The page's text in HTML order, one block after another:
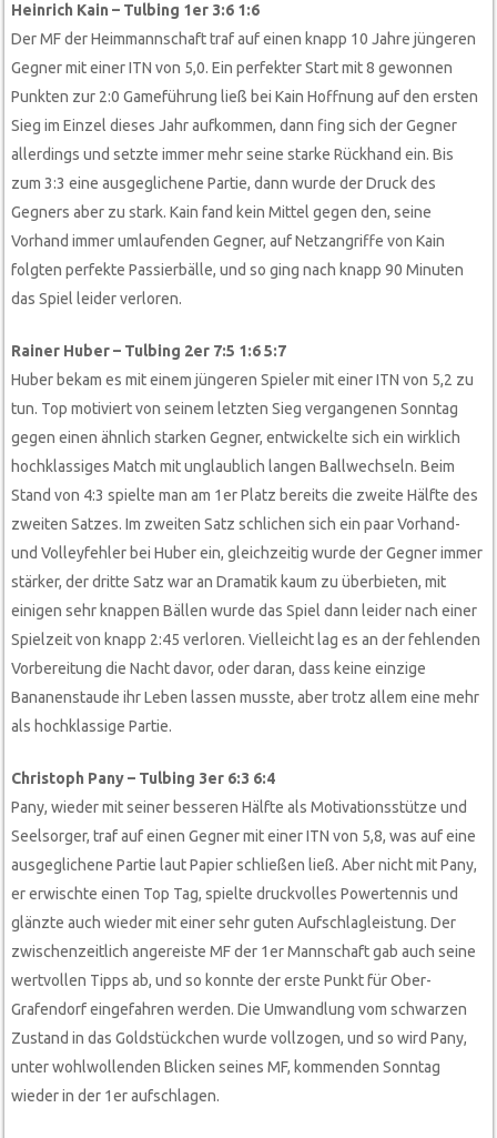
Heinrich Kain – Tulbing 1er 3:6 1:6
Der MF der Heimmannschaft traf auf einen knapp 10 Jahre jüngeren
Gegner mit einer ITN von 5,0. Ein perfekter Start mit 8 gewonnen
Punkten zur 2:0 Gameführung ließ bei Kain Hoffnung auf den ersten
Sieg im Einzel dieses Jahr aufkommen, dann fing sich der Gegner
allerdings und setzte immer mehr seine starke Rückhand ein. Bis
zum 3:3 eine ausgeglichene Partie, dann wurde der Druck des
Gegners aber zu stark. Kain fand kein Mittel gegen den, seine
Vorhand immer umlaufenden Gegner, auf Netzangriffe von Kain
folgten perfekte Passierbälle, und so ging nach knapp 90 Minuten
das Spiel leider verloren.
Rainer Huber – Tulbing 2er 7:5 1:6 5:7
Huber bekam es mit einem jüngeren Spieler mit einer ITN von 5,2 zu
tun. Top motiviert von seinem letzten Sieg vergangenen Sonntag
gegen einen ähnlich starken Gegner, entwickelte sich ein wirklich
hochklassiges Match mit unglaublich langen Ballwechseln. Beim
Stand von 4:3 spielte man am 1er Platz bereits die zweite Hälfte des
zweiten Satzes. Im zweiten Satz schlichen sich ein paar Vorhand-
und Volleyfehler bei Huber ein, gleichzeitig wurde der Gegner immer
stärker, der dritte Satz war an Dramatik kaum zu überbieten, mit
einigen sehr knappen Bällen wurde das Spiel dann leider nach einer
Spielzeit von knapp 2:45 verloren. Vielleicht lag es an der fehlenden
Vorbereitung die Nacht davor, oder daran, dass keine einzige
Bananenstaude ihr Leben lassen musste, aber trotz allem eine mehr
als hochklassige Partie.
Christoph Pany – Tulbing 3er 6:3 6:4
Pany, wieder mit seiner besseren Hälfte als Motivationsstütze und
Seelsorger, traf auf einen Gegner mit einer ITN von 5,8, was auf eine
ausgeglichene Partie laut Papier schließen ließ. Aber nicht mit Pany,
er erwischte einen Top Tag, spielte druckvolles Powertennis und
glänzte auch wieder mit einer sehr guten Aufschlagleistung. Der
zwischenzeitlich angereiste MF der 1er Mannschaft gab auch seine
wertvollen Tipps ab, und so konnte der erste Punkt für Ober-
Grafendorf eingefahren werden. Die Umwandlung vom schwarzen
Zustand in das Goldstückchen wurde vollzogen, und so wird Pany,
unter wohlwollenden Blicken seines MF, kommenden Sonntag
wieder in der 1er aufschlagen.